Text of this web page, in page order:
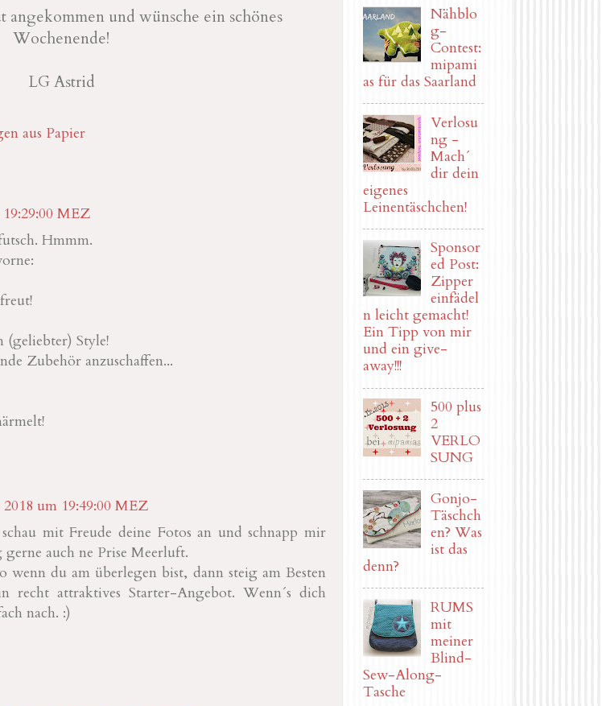
angekommen und wünsche ein schönes
Wochenende!
LG Astrid
aus Papier
MEZ
Hmmm.
(geliebter) Style!
Zubehör anzuschaffen...
2018 um 19:49:00 MEZ
mit Freude deine Fotos an und schnapp mir
auch ne Prise Meerluft.
wenn du am überlegen bist, dann steig am Besten
recht attraktives Starter-Angebot. Wenn´s dich
nach. :)
Nähblo
g-
Contest:
mipami
as für das Saarland
Verlosu
ng -
Mach´
dir dein
eigenes
Leinentäschchen!
Sponsor
ed Post:
Zipper
einfädel
n leicht gemacht!
Ein Tipp von mir
und ein give-
away!!!
500 plus
2
VERLO
SUNG
Gonjo-
Täschch
en? Was
ist das
denn?
RUMS
mit
meiner
Blind-
Sew-Along-
Tasche